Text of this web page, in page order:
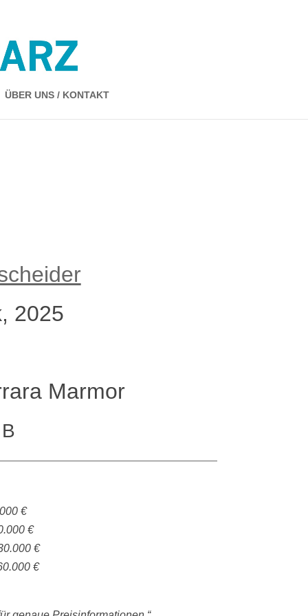
ÜBER UNS / KONTAKT
2025
Marmor
€
€
€
€